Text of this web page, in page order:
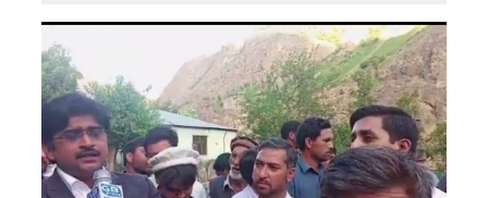
قسم کی ٹریفک کے لئے بند۔۔ مزید اپڈیٹس کے لیے ہمارے یوٹیوب چینل کو
سبسکرائب کریں